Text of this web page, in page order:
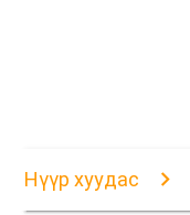
Нүүр хуудас